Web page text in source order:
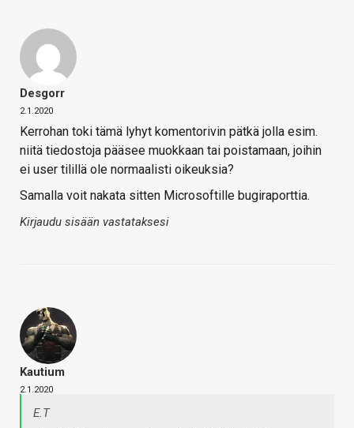
Desgorr
2.1.2020
Kerrohan toki tämä lyhyt komentorivin pätkä jolla esim.
niitä tiedostoja pääsee muokkaan tai poistamaan, joihin
ei user tilillä ole normaalisti oikeuksia?
Samalla voit nakata sitten Microsoftille bugiraporttia.
Kirjaudu sisään vastataksesi
Kautium
2.1.2020
E.T